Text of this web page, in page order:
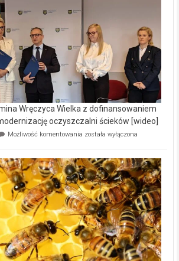
Wręczyca Wielka z dofinansowaniem
oczyszczalni ścieków [wideo]
Możliwość komentowania Ekologiczne
Wręczyca
Wielka
z
dofinansowaniem
ponad
15,6
mln
na
modernizację
oczyszczalni
ścieków
została wyłączona